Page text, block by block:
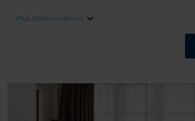
Plus d’informations